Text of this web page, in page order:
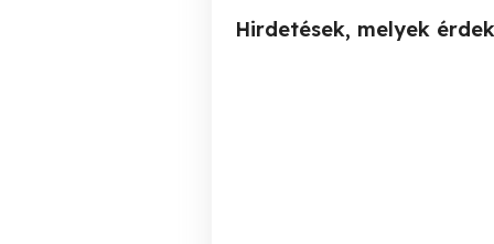
Hirdetések, melyek